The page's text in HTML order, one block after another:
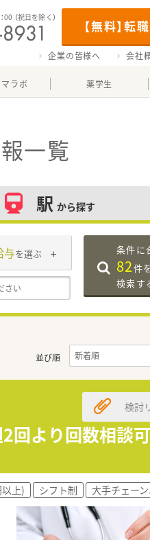
【無料】転
00 （祝日を除く）
企業の皆様へ 会社
ラボ 薬学生
一覧
駅 から探す
与を選ぶ 条件に
82件
検索す
並び順
回より回数相談
検討
上) シフト制 大手チェー